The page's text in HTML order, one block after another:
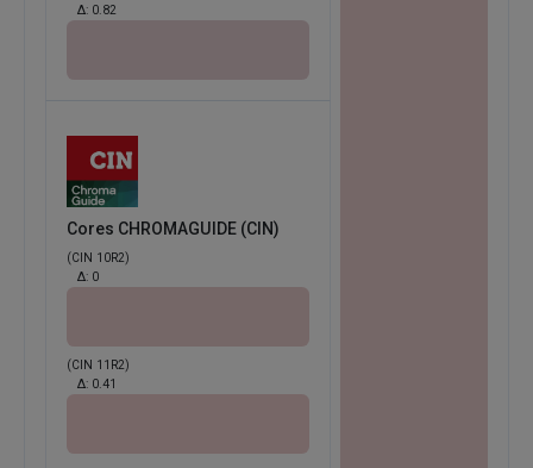
Δ: 0.82
Cores CHROMAGUIDE (CIN)
(CIN 10R2)
Δ: 0
(CIN 11R2)
Δ: 0.41